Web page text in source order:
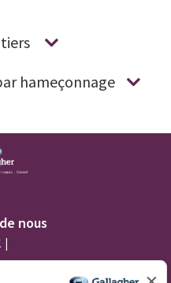
hameçonnage
nous